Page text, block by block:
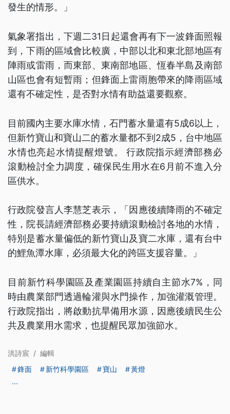
發生的情形。」
氣象署指出，下週二31日起還會再有下一波鋒面照報
到，下雨的區域會比較廣，中部以北和東北部地區有
陣雨或雷雨，而東部、東南部地區、恆春半島及南部
山區也會有短暫雨；但鋒面上雷雨胞帶來的降雨區域
還有不確定性，是否對水情有助益還要觀察。
目前國內主要水庫水情，石門蓄水量還有5成6以上，
但新竹寶山和寶山二的蓄水量都不到2成5，台中地區
水情也亮起水情提醒燈號。 行政院指示經濟部務必
滾動檢討全力調度，確保民生用水在6月前不進入分
區供水。
行政院發言人李慧芝表示，「因應後續降雨的不確定
性，院長請經濟部務必要持續滾動檢討各地的水情，
特別是蓄水量偏低的新竹寶山及寶二水庫，還有台中
的鯉魚潭水庫，必須最大化的跨區支援容量。」
目前新竹科學園區及產業園區持續自主節水7%，同
時由農業部門透過輪灌與水門操作，加強灌溉管理。
行政院指出，將啟動抗旱備用水源，因應後續民生公
共及農業用水需求，也提醒民眾加強節水。
洪詩宸 / 編輯
鋒面
新竹科學園區 寶山
黃燈
...